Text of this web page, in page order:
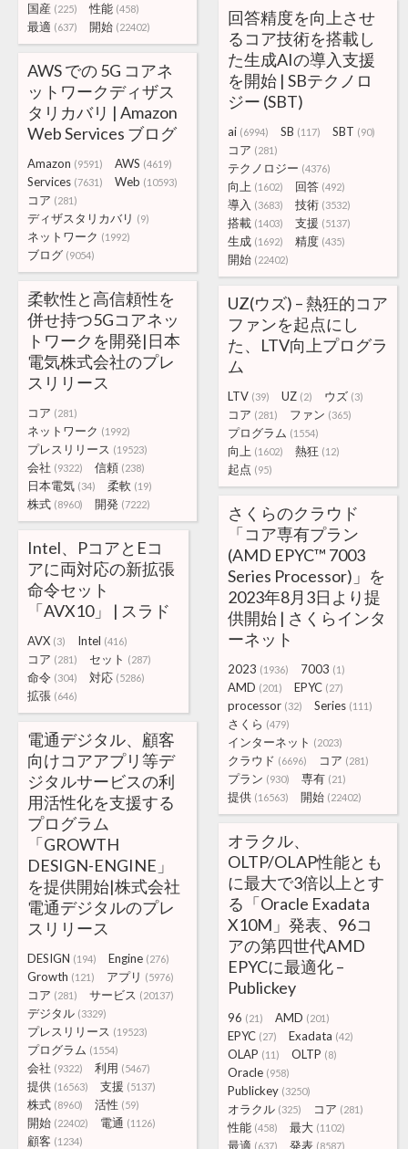
国産 (225) 性能 (458)
最適 (637) 開始 (22402)
回答精度を向上させ
るコア技術を搭載し
た生成AIの導入支援
を開始 | SBテクノロ
ジー (SBT)
ai (6994) SB (117) SBT (90)
コア (281)
テクノロジー (4376)
向上 (1602) 回答 (492)
導入 (3683) 技術 (3532)
搭載 (1403) 支援 (5137)
生成 (1692) 精度 (435)
開始 (22402)
AWS での 5G コアネ
ットワークディザス
タリカバリ | Amazon
Web Services ブログ
Amazon (9591) AWS (4619)
Services (7631) Web (10593)
コア (281)
ディザスタリカバリ (9)
ネットワーク (1992)
ブログ (9054)
柔軟性と高信頼性を
併せ持つ5Gコアネッ
トワークを開発|日本
電気株式会社のプレ
スリリース
コア (281)
ネットワーク (1992)
プレスリリース (19523)
会社 (9322) 信頼 (238)
日本電気 (34) 柔軟 (19)
株式 (8960) 開発 (7222)
UZ(ウズ) – 熱狂的コア
ファンを起点にし
た、LTV向上プログラ
ム
LTV (39) UZ (2) ウズ (3)
コア (281) ファン (365)
プログラム (1554)
向上 (1602) 熱狂 (12)
起点 (95)
さくらのクラウド
「コア専有プラン
(AMD EPYC™ 7003
Series Processor)」を
2023年8月3日より提
供開始 | さくらインタ
ーネット
2023 (1936) 7003 (1)
AMD (201) EPYC (27)
processor (32) Series (111)
さくら (479)
インターネット (2023)
クラウド (6696) コア (281)
プラン (930) 専有 (21)
提供 (16563) 開始 (22402)
Intel、PコアとEコ
アに両対応の新拡張
命令セット
「AVX10」 | スラド
AVX (3) Intel (416)
コア (281) セット (287)
命令 (304) 対応 (5286)
拡張 (646)
電通デジタル、顧客
向けコアアプリ等デ
ジタルサービスの利
用活性化を支援する
プログラム
「GROWTH
DESIGN-ENGINE」
を提供開始|株式会社
電通デジタルのプレ
スリリース
DESIGN (194) Engine (276)
Growth (121) アプリ (5976)
コア (281) サービス (20137)
デジタル (3329)
プレスリリース (19523)
プログラム (1554)
会社 (9322) 利用 (5467)
提供 (16563) 支援 (5137)
株式 (8960) 活性 (59)
開始 (22402) 電通 (1126)
顧客 (1234)
オラクル、
OLTP/OLAP性能とも
に最大で3倍以上とす
る「Oracle Exadata
X10M」発表、96コ
アの第四世代AMD
EPYCに最適化 –
Publickey
96 (21) AMD (201)
EPYC (27) Exadata (42)
OLAP (11) OLTP (8)
Oracle (958)
Publickey (3250)
オラクル (325) コア (281)
性能 (458) 最大 (1102)
最適 (637) 発表 (8587)